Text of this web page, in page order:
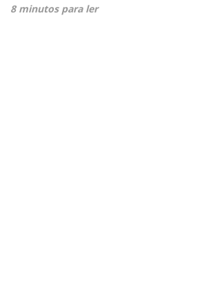
8 minutos para ler